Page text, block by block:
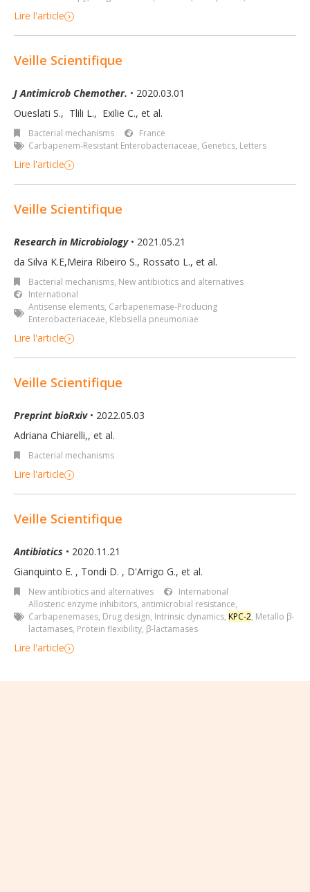
Lire l'article
Veille Scientifique
J Antimicrob Chemother. • 2020.03.01
Oueslati S., Tlili L., Exilie C., et al.
Bacterial mechanisms
France
Carbapenem-Resistant Enterobacteriaceae, Genetics, Letters
Lire l'article
Veille Scientifique
Research in Microbiology• 2021.05.21
da Silva K.E,Meira Ribeiro S., Rossato L., et al.
Bacterial mechanisms, New antibiotics and alternatives
International
Antisense elements, Carbapenemase-Producing
Enterobacteriaceae, Klebsiella pneumoniae
Lire l'article
Veille Scientifique
Preprint bioRxiv• 2022.05.03
Adriana Chiarelli,, et al.
Bacterial mechanisms
Lire l'article
Veille Scientifique
Antibiotics • 2020.11.21
Gianquinto E. , Tondi D. , D'Arrigo G., et al.
New antibiotics and alternatives
International
Allosteric enzyme inhibitors, antimicrobial resistance,
Carbapenemases, Drug design, Intrinsic dynamics, KPC-2, Metallo β-
lactamases, Protein flexibility, β-lactamases
Lire l'article